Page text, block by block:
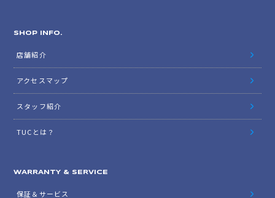
SHOP INFO.
店舗紹介
アクセスマップ
スタッフ紹介
TUCとは？
WARRANTY & SERVICE
保証＆サービス